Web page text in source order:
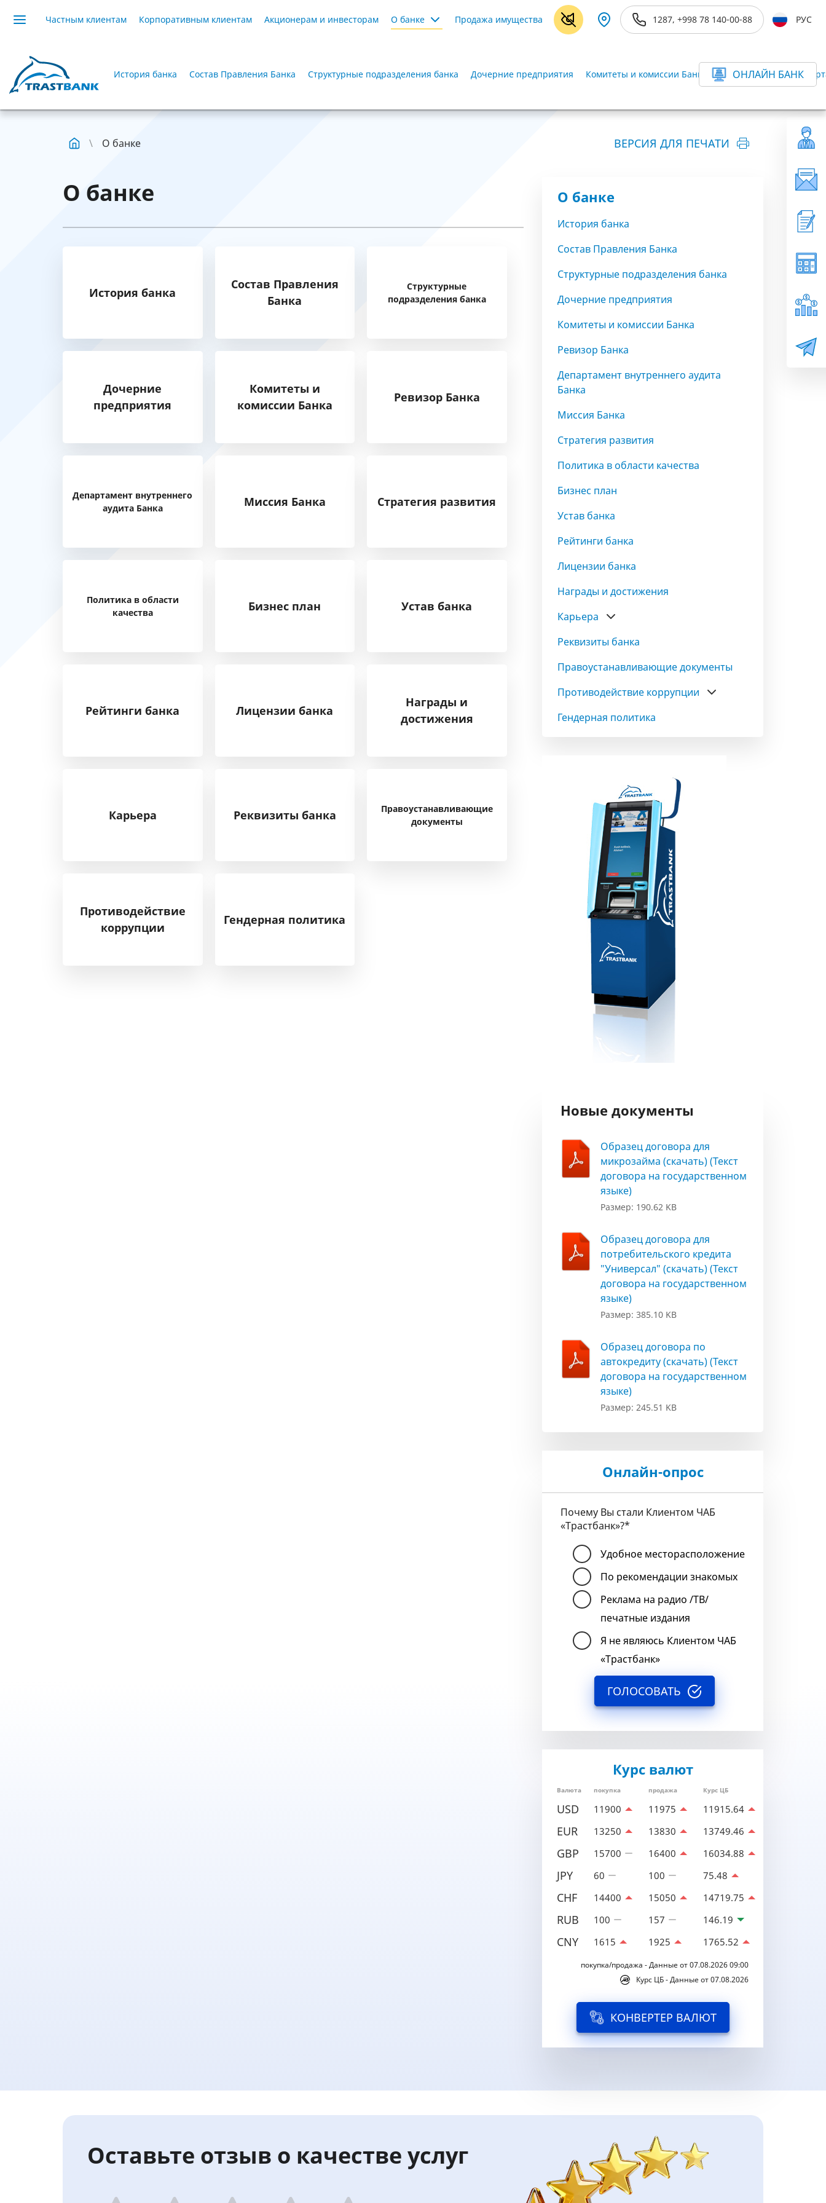
Частным клиентам Корпоративным клиентам Акционерам и инвесторам О банке Продажа имущества 1287, +998 78 140-00-88 РУС
История банка Состав Правления Банка Структурные подразделения банка Дочерние предприятия Комитеты и комиссии Банка Ревизор Банка
ОНЛАЙН БАНК
О банке ВЕРСИЯ ДЛЯ ПЕЧАТИ
О банке
История банка
Состав Правления
Банка
Структурные
подразделения банка
Дочерние
предприятия
Комитеты и
комиссии Банка
Ревизор Банка
Департамент внутреннего
аудита Банка
Миссия Банка Стратегия развития
Политика в области
качества
Бизнес план Устав банка
Рейтинги банка Лицензии банка
Награды и
достижения
Карьера Реквизиты банка
Правоустанавливающие
документы
Противодействие
коррупции
Гендерная политика
О банке
История банка
Состав Правления Банка
Структурные подразделения банка
Дочерние предприятия
Комитеты и комиссии Банка
Ревизор Банка
Департамент внутреннего аудита
Банка
Миссия Банка
Стратегия развития
Политика в области качества
Бизнес план
Устав банка
Рейтинги банка
Лицензии банка
Награды и достижения
Карьера
Реквизиты банка
Правоустанавливающие документы
Противодействие коррупции
Гендерная политика
Новые документы
Образец договора для
микрозайма (скачать) (Текст
договора на государственном
языке)
Размер: 190.62 KB
Образец договора для
потребительского кредита
"Универсал" (скачать) (Текст
договора на государственном
языке)
Размер: 385.10 KB
Образец договора по
автокредиту (скачать) (Текст
договора на государственном
языке)
Размер: 245.51 KB
Онлайн-опрос
Почему Вы стали Клиентом ЧАБ
«Трастбанк»?*
Удобное месторасположение
По рекомендации знакомых
Реклама на радио /ТВ/
печатные издания
Я не являюсь Клиентом ЧАБ
«Трастбанк»
ГОЛОСОВАТЬ
Курс валют
Валюта покупка продажа Курс ЦБ
USD 11900 11975 11915.64
EUR 13250 13830 13749.46
GBP 15700 16400 16034.88
JPY 60 100 75.48
CHF 14400 15050 14719.75
RUB 100 157 146.19
CNY 1615 1925 1765.52
покупка/продажа - Данные от 07.08.2026 09:00
Курс ЦБ - Данные от 07.08.2026
КОНВЕРТЕР ВАЛЮТ
Оставьте отзыв о качестве услуг